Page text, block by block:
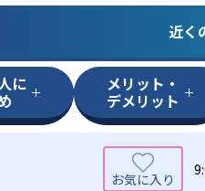
近く
に メリット・
デメリット